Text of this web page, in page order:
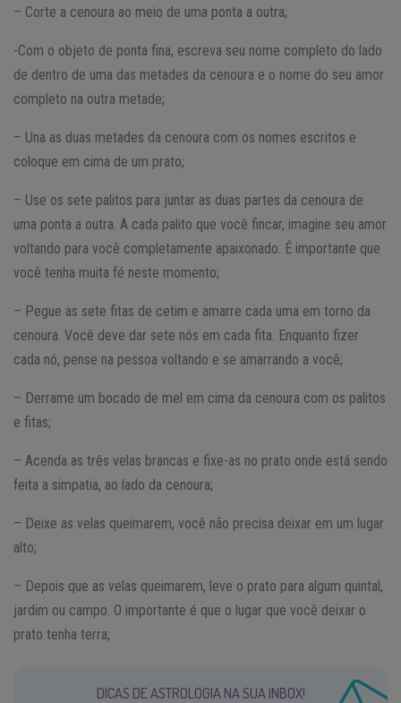
– Corte a cenoura ao meio de uma ponta a outra;
-Com o objeto de ponta fina, escreva seu nome completo do lado
de dentro de uma das metades da cenoura e o nome do seu amor
completo na outra metade;
– Una as duas metades da cenoura com os nomes escritos e
coloque em cima de um prato;
– Use os sete palitos para juntar as duas partes da cenoura de
uma ponta a outra. A cada palito que você fincar, imagine seu amor
voltando para você completamente apaixonado. É importante que
você tenha muita fé neste momento;
– Pegue as sete fitas de cetim e amarre cada uma em torno da
cenoura. Você deve dar sete nós em cada fita. Enquanto fizer
cada nó, pense na pessoa voltando e se amarrando a você;
– Derrame um bocado de mel em cima da cenoura com os palitos
e fitas;
– Acenda as três velas brancas e fixe-as no prato onde está sendo
feita a simpatia, ao lado da cenoura;
– Deixe as velas queimarem, você não precisa deixar em um lugar
alto;
– Depois que as velas queimarem, leve o prato para algum quintal,
jardim ou campo. O importante é que o lugar que você deixar o
prato tenha terra;
DICAS DE ASTROLOGIA NA SUA INBOX!